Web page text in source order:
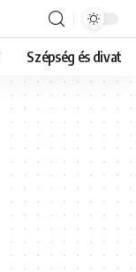
Szépség és divat